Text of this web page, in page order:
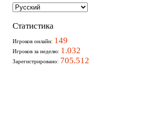
Статистика
Игроков онлайн: 149
Игроков за неделю: 1.032
Зарегистрировано: 705.512